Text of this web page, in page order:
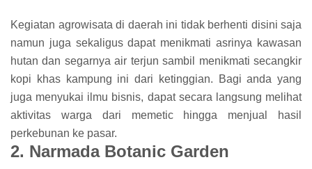
Kegiatan agrowisata di daerah ini tidak berhenti disini saja
namun juga sekaligus dapat menikmati asrinya kawasan
hutan dan segarnya air terjun sambil menikmati secangkir
kopi khas kampung ini dari ketinggian. Bagi anda yang
juga menyukai ilmu bisnis, dapat secara langsung melihat
aktivitas warga dari memetic hingga menjual hasil
perkebunan ke pasar.
2. Narmada Botanic Garden